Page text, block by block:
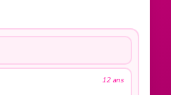
12 ans